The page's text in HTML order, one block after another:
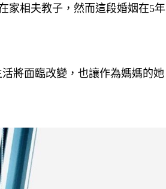
家相夫教子，然而這段婚姻在5年
將面臨改變，也讓作為媽媽的她